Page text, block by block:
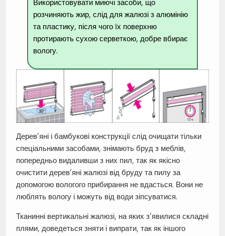
Використовувати миючі засоби, що
розчиняють жир, слід для жалюзі з алюмінію
та пластику, після чого їх поверхню
протирають сухою серветкою, добре вбирає
вологу.
Дерев’яні і бамбукові конструкції слід очищати тільки
спеціальними засобами, знімають бруд з меблів,
попередньо видаливши з них пил, так як якісно
очистити дерев’яні жалюзі від бруду та пилу за
допомогою вологого прибирання не вдасться. Вони не
люблять вологу і можуть від води зіпсуватися.
Тканинні вертикальні жалюзі, на яких з’явилися складні
плями, доведеться зняти і випрати, так як іншого